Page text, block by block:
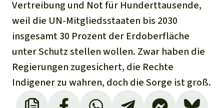
Vertreibung und Not für Hunderttausende,
weil die UN-Mitgliedsstaaten bis 2030
insgesamt 30 Prozent der Erdoberfläche
unter Schutz stellen wollen. Zwar haben die
Regierungen zugesichert, die Rechte
Indigener zu wahren, doch die Sorge ist groß.